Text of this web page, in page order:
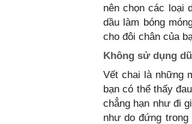
nên chọn các loại
dầu làm bóng
cho đôi chân của
Không sử dụng
Vết chai là những
bạn có thể thấy
chẳng hạn như đi
như do đứng